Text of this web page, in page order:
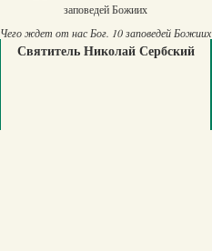
Чего ждет от нас Бог. 10 заповедей Божиих
Святитель Николай Сербский